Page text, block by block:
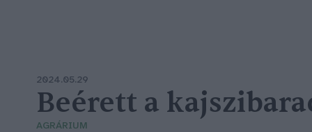
2024.05.29
Beérett a
AGRÁRIUM